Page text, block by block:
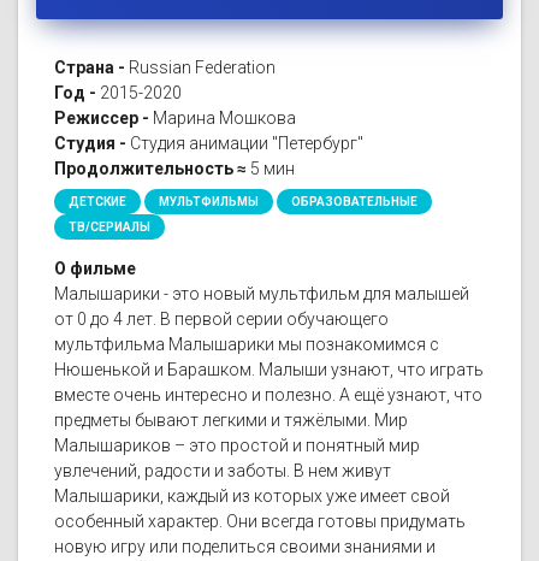
Страна - Russian Federation
Год - 2015-2020
Режиссер - Марина Мошкова
Студия - Студия анимации "Петербург"
Продолжительность ≈ 5 мин
ДЕТСКИЕ МУЛЬТФИЛЬМЫ
ОБРАЗОВАТЕЛЬНЫЕ
ТВ/СЕРИАЛЫ
О фильме
Малышарики - это новый мультфильм для малышей
от 0 до 4 лет. В первой серии обучающего
мультфильма Малышарики мы познакомимся с
Нюшенькой и Барашком. Малыши узнают, что играть
вместе очень интересно и полезно. А ещё узнают, что
предметы бывают легкими и тяжёлыми. Мир
Малышариков – это простой и понятный мир
увлечений, радости и заботы. В нем живут
Малышарики, каждый из которых уже имеет свой
особенный характер. Они всегда готовы придумать
новую игру или поделиться своими знаниями и